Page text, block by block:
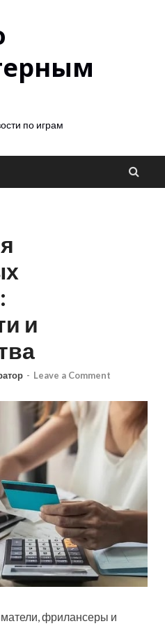
по играм
и
- Leave a Comment
фрилансеры и